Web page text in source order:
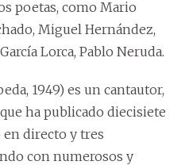
poetas, como Mario
Miguel Hernández,
Lorca, Pablo Neruda.
1949) es un cantautor,
ha publicado diecisiete
en directo y tres
con numerosos y